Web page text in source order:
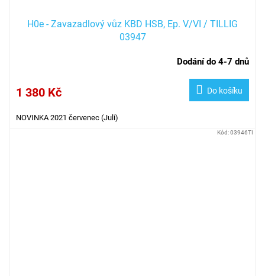
H0e - Zavazadlový vůz KBD HSB, Ep. V/VI / TILLIG
03947
Dodání do 4-7 dnů
1 380 Kč Do košíku
NOVINKA 2021 červenec (Juli)
Kód:03946TI